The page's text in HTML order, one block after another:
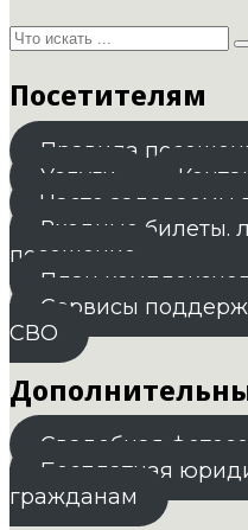
Посетителям
Правила
Услуги
Часто задаваемы
Входные билеты.
посещение
План
Сервисы
СВО
Свадебная
Бесплатная
гражданам